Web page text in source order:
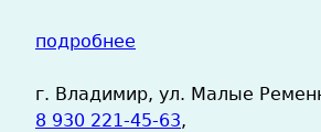
подробнее
г. Владимир, ул. Малые
8 930 221-45-63,